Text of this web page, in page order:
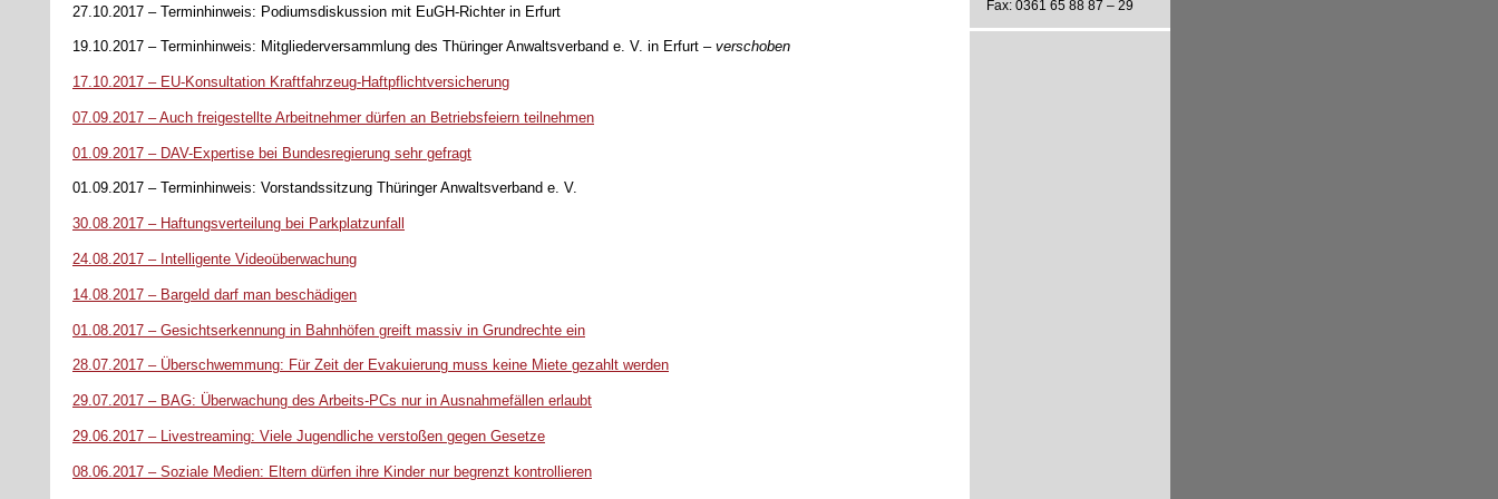
27.10.2017 – Terminhinweis: Podiumsdiskussion mit EuGH-Richter in Erfurt
19.10.2017 – Terminhinweis: Mitgliederversammlung des Thüringer Anwaltsverband e. V. in Erfurt – verschoben
17.10.2017 – EU-Konsultation Kraftfahrzeug-Haftpflichtversicherung
07.09.2017 – Auch freigestellte Arbeitnehmer dürfen an Betriebsfeiern teilnehmen
01.09.2017 – DAV-Expertise bei Bundesregierung sehr gefragt
01.09.2017 – Terminhinweis: Vorstandssitzung Thüringer Anwaltsverband e. V.
30.08.2017 – Haftungsverteilung bei Parkplatzunfall
24.08.2017 – Intelligente Videoüberwachung
14.08.2017 – Bargeld darf man beschädigen
01.08.2017 – Gesichtserkennung in Bahnhöfen greift massiv in Grundrechte ein
28.07.2017 – Überschwemmung: Für Zeit der Evakuierung muss keine Miete gezahlt werden
29.07.2017 – BAG: Überwachung des Arbeits-PCs nur in Ausnahmefällen erlaubt
29.06.2017 – Livestreaming: Viele Jugendliche verstoßen gegen Gesetze
08.06.2017 – Soziale Medien: Eltern dürfen ihre Kinder nur begrenzt kontrollieren
Fax: 0361 65 88 87 – 29